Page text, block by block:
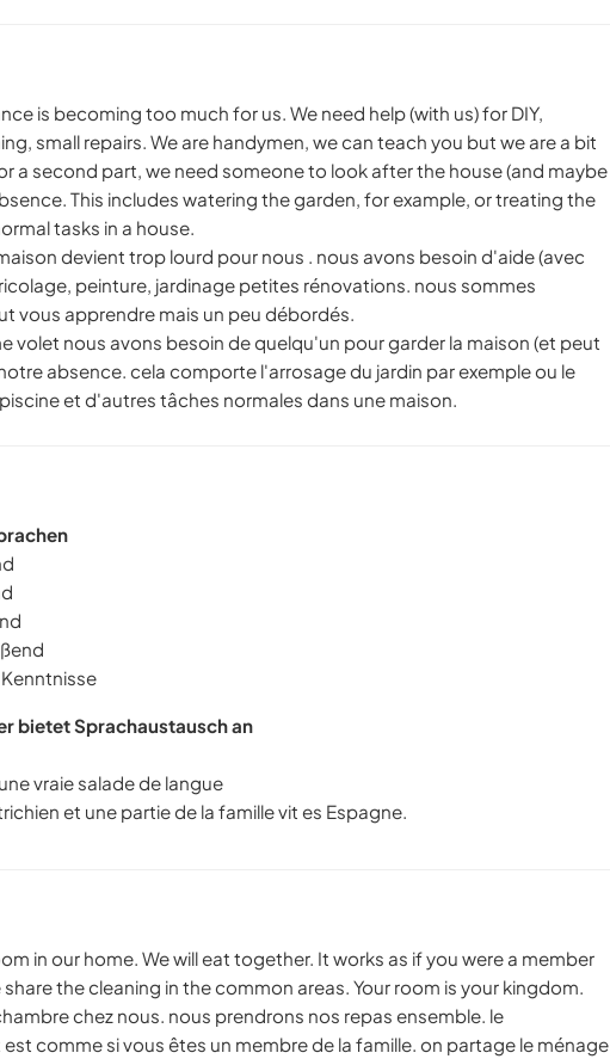
is becoming too much for us. We need help (with us) for DIY,
small repairs. We are handymen, we can teach you but we are a bit
a second part, we need someone to look after the house (and maybe
This includes watering the garden, for example, or treating the
tasks in a house.
devient trop lourd pour nous . nous avons besoin d'aide (avec
peinture, jardinage petites rénovations. nous sommes
vous apprendre mais un peu débordés.
volet nous avons besoin de quelqu'un pour garder la maison (et peut
absence. cela comporte l'arrosage du jardin par exemple ou le
et d'autres tâches normales dans une maison.
bietet Sprachaustausch an
vraie salade de langue
in our home. We will eat together. It works as if you were a member
the cleaning in the common areas. Your room is your kingdom.
chez nous. nous prendrons nos repas ensemble. le
comme si vous êtes un membre de la famille. on partage le ménage